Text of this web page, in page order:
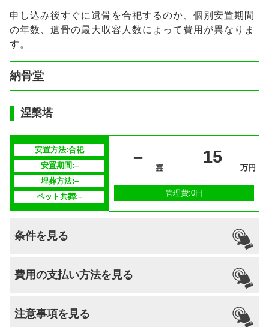
申し込み後すぐに遺骨を合祀するのか、個別安置期間
の年数、遺骨の最大収容人数によって費用が異なりま
す。
納骨堂
涅槃塔
安置方法:合祀
安置期間:–
埋葬方法:–
ペット共葬:–
–
霊
15
万円
管理費:0円
条件を見る
国籍 宗派
納骨
生前申込
可能
費用の支払い方法を見る
注意事項を見る